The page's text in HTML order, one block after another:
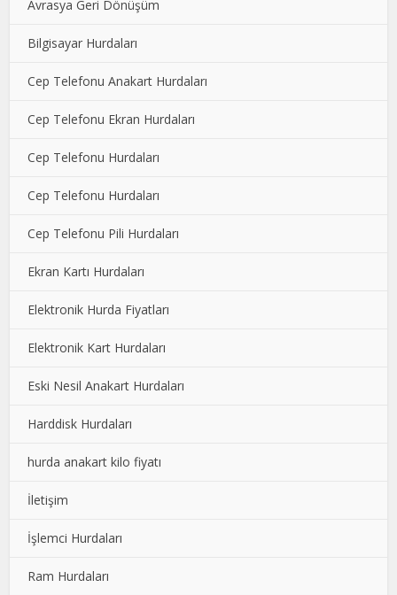
Avrasya Geri Dönüşüm
Bilgisayar Hurdaları
Cep Telefonu Anakart Hurdaları
Cep Telefonu Ekran Hurdaları
Cep Telefonu Hurdaları
Cep Telefonu Hurdaları
Cep Telefonu Pili Hurdaları
Ekran Kartı Hurdaları
Elektronik Hurda Fiyatları
Elektronik Kart Hurdaları
Eski Nesil Anakart Hurdaları
Harddisk Hurdaları
hurda anakart kilo fiyatı
İletişim
İşlemci Hurdaları
Ram Hurdaları